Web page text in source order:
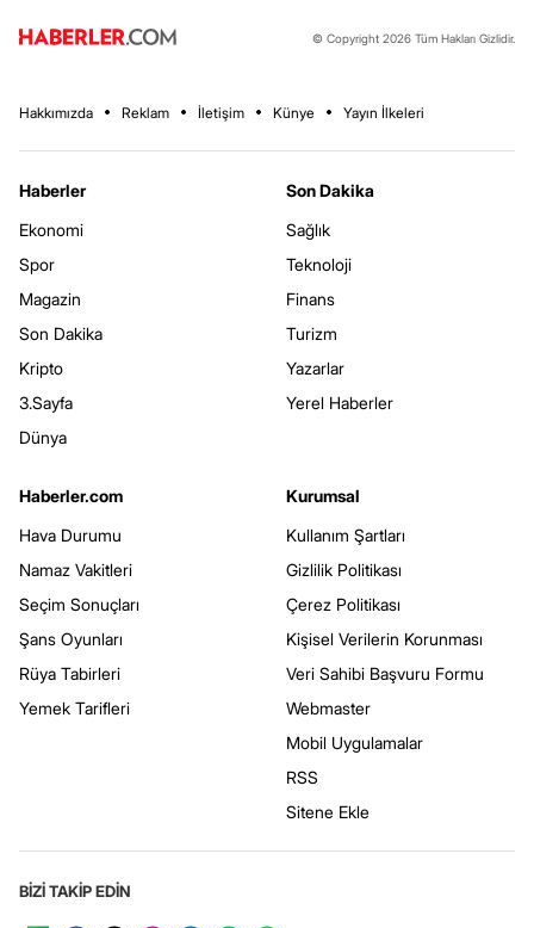
© Copyright 2026 Tüm Hakları Gizlidir.
Hakkımızda Reklam İletişim Künye Yayın İlkeleri
Haberler
Ekonomi
Spor
Magazin
Son Dakika
Kripto
3.Sayfa
Dünya
Son Dakika
Sağlık
Teknoloji
Finans
Turizm
Yazarlar
Yerel Haberler
Haberler.com
Hava Durumu
Namaz Vakitleri
Seçim Sonuçları
Şans Oyunları
Rüya Tabirleri
Yemek Tarifleri
Kurumsal
Kullanım Şartları
Gizlilik Politikası
Çerez Politikası
Kişisel Verilerin Korunması
Veri Sahibi Başvuru Formu
Webmaster
Mobil Uygulamalar
RSS
Sitene Ekle
BİZİ TAKİP EDİN